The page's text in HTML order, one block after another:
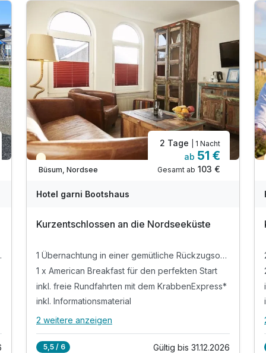
Suite seitl. Meerblick
4 Erwachsene
Für 6 Tage
Teilweise ausgelastet
Büsum, Nordsee
2 Tage | 1 Nacht
ab 51 €
Gesamt ab 103 €
Hotel garni Bootshaus
Kurzentschlossen an die Nordseeküste
1 Übernachtung in einer gemütliche Rückzugsoase
1 x American Breakfast für den perfekten Start
inkl. freie Rundfahrten mit dem KrabbenExpress*
inkl. Informationsmaterial
Alle Inklusivleistungen
2 weitere anzeigen
5,5 / 6 Gültig bis 31.12.2026